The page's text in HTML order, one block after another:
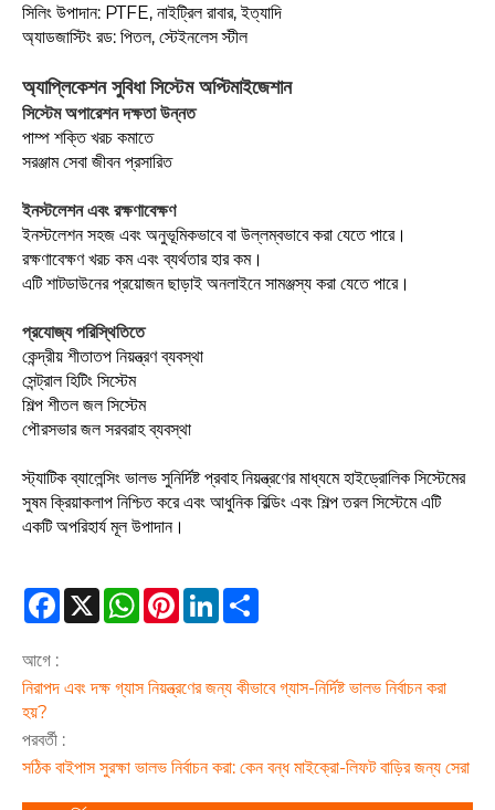
সিলিং উপাদান: PTFE, নাইট্রিল রাবার, ইত্যাদি
অ্যাডজাস্টিং রড: পিতল, স্টেইনলেস স্টীল
অ্যাপ্লিকেশন সুবিধা সিস্টেম অপ্টিমাইজেশান
সিস্টেম অপারেশন দক্ষতা উন্নত
পাম্প শক্তি খরচ কমাতে
সরঞ্জাম সেবা জীবন প্রসারিত
ইনস্টলেশন এবং রক্ষণাবেক্ষণ
ইনস্টলেশন সহজ এবং অনুভূমিকভাবে বা উল্লম্বভাবে করা যেতে পারে।
রক্ষণাবেক্ষণ খরচ কম এবং ব্যর্থতার হার কম।
এটি শাটডাউনের প্রয়োজন ছাড়াই অনলাইনে সামঞ্জস্য করা যেতে পারে।
প্রযোজ্য পরিস্থিতিতে
কেন্দ্রীয় শীতাতপ নিয়ন্ত্রণ ব্যবস্থা
সেন্ট্রাল হিটিং সিস্টেম
শিল্প শীতল জল সিস্টেম
পৌরসভার জল সরবরাহ ব্যবস্থা
স্ট্যাটিক ব্যালেন্সিং ভালভ সুনির্দিষ্ট প্রবাহ নিয়ন্ত্রণের মাধ্যমে হাইড্রোলিক সিস্টেমের
সুষম ক্রিয়াকলাপ নিশ্চিত করে এবং আধুনিক বিল্ডিং এবং শিল্প তরল সিস্টেমে এটি
একটি অপরিহার্য মূল উপাদান।
Facebook
X WhatsApp
Pinterest
LinkedIn
আগে :
নিরাপদ এবং দক্ষ গ্যাস নিয়ন্ত্রণের জন্য কীভাবে গ্যাস-নির্দিষ্ট ভালভ নির্বাচন করা
হয়?
পরবর্তী :
সঠিক বাইপাস সুরক্ষা ভালভ নির্বাচন করা: কেন বন্ধ মাইক্রো-লিফট বাড়ির জন্য সেরা